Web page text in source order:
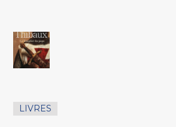
LIVRES